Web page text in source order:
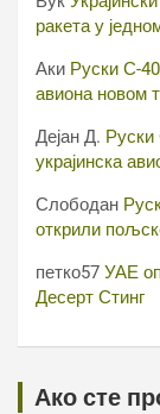
ракета у
Аки Руски С-
авиона новом
Дејан Д.
украјинска
Слободан
открили
петко57 УАЕ
Десерт Стинг
Ако сте